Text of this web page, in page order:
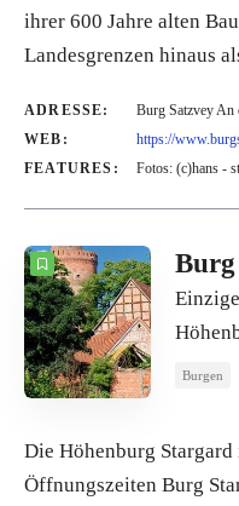
ihrer 600 Jahre alten
Landesgrenzen hinaus
ADRESSE:
Burg Satzvey An
WEB:
https://
FEATURES:
Fotos: (c)hans -
Burgen
Die Höhenburg
Öffnungszeiten Burg